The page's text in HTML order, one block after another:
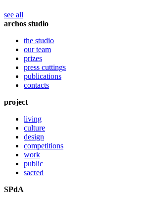
see all
archos studio
the studio
our team
prizes
press cuttings
publications
contacts
project
living
culture
design
competitions
work
public
sacred
SPdA